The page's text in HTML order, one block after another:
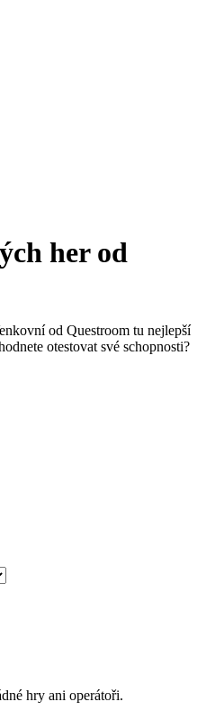
her od
od Questroom tu nejlepší
otestovat své schopnosti?
hry ani operátoři.